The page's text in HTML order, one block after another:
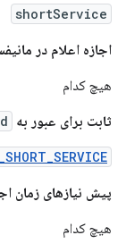
shortService
اجازه اعلام در
هیچ کدام
ثابت برای عبور به
پیش نیازهای زمان
هیچ کدام